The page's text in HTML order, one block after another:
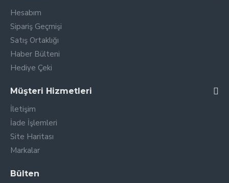
Hesabım
Sipariş Geçmişi
Satış Ortaklığı
Haber Bülteni
Hediye Çeki
Müşteri Hizmetleri
İletişim
İade İşlemleri
Site Haritası
Markalar
Bülten